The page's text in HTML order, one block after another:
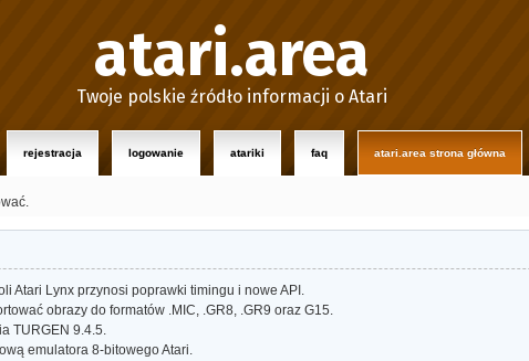
atari.area
Twoje polskie źródło informacji o Atari
rejestracja logowanie atariki faq atari.area strona główna
Atari Lynx przynosi poprawki timingu i nowe API.
obrazy do formatów .MIC, .GR8, .GR9 oraz G15.
TURGEN 9.4.5.
emulatora 8-bitowego Atari.